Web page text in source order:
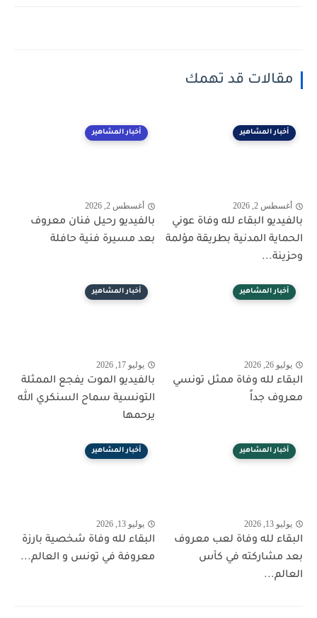
مقالات قد تهمك
أخبار المشاهير
أغسطس 2, 2026
بالفيديو البقاء لله وفاة عوني
الحماية المدنية بطريقة مؤلمة
وحزينة...
أخبار المشاهير
أغسطس 2, 2026
بالفيديو رحيل فنان معروف
بعد مسيرة فنية حافلة
أخبار المشاهير
يوليو 26, 2026
البقاء لله وفاة ممثل تونسي
معروف جداً
أخبار المشاهير
يوليو 17, 2026
بالفيديو الموت يفجع الممثلة
التونسية سماح السنكري الله
يرحمها
أخبار المشاهير
يوليو 13, 2026
البقاء لله وفاة لعب معروف
بعد مشاركته في كأس
العالم...
أخبار المشاهير
يوليو 13, 2026
البقاء لله وفاة شخصية بارزة
معروفة في تونس و العالم...